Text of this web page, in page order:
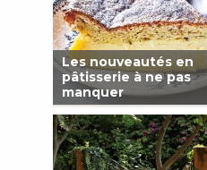
Les nouveautés en
pâtisserie à ne pas
manquer